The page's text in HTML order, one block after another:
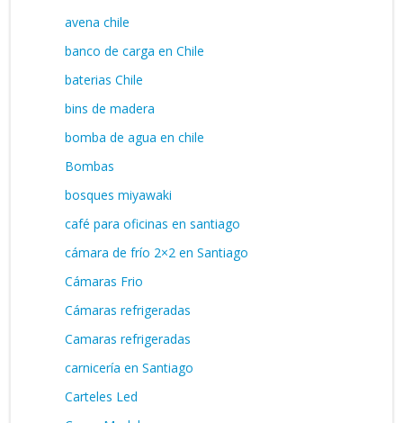
avena chile
banco de carga en Chile
baterias Chile
bins de madera
bomba de agua en chile
Bombas
bosques miyawaki
café para oficinas en santiago
cámara de frío 2×2 en Santiago
Cámaras Frio
Cámaras refrigeradas
Camaras refrigeradas
carnicería en Santiago
Carteles Led